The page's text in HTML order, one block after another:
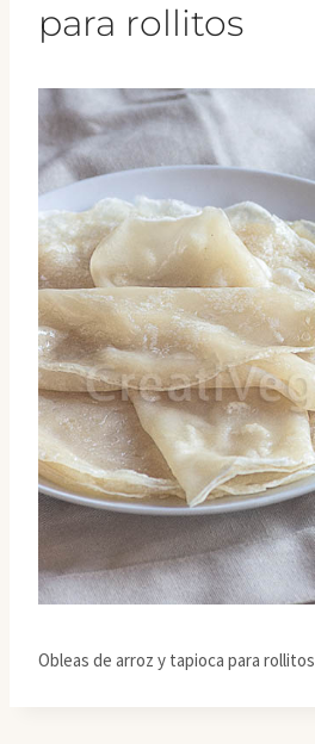
para rollitos
Obleas de arroz y tapioca para rollitos